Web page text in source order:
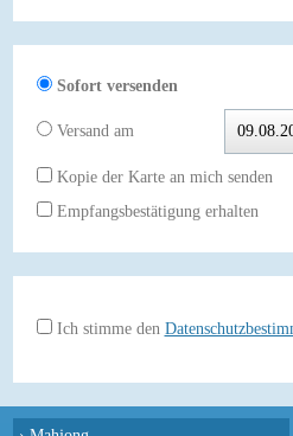
Sofort versenden
Versand am
Kopie der Karte an mich senden
Empfangsbestätigung erhalten
Ich stimme den